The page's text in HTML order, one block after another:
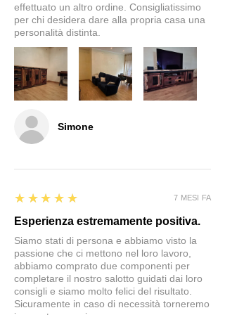
Simone
effettuato un altro ordine. Consigliatissimo
per chi desidera dare alla propria casa una
personalità distinta.
5
★★★★★
Esperienza estremamente positiva.
Siamo stati di persona e abbiamo visto la
passione che ci mettono nel loro lavoro,
abbiamo comprato due componenti per
completare il nostro salotto guidati dai loro
consigli e siamo molto felici del risultato.
Sicuramente in caso di necessità torneremo
7 MESI FA